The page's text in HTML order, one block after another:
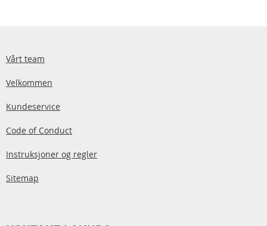
Vårt team
Velkommen
Kundeservice
Code of Conduct
Instruksjoner og regler
Sitemap